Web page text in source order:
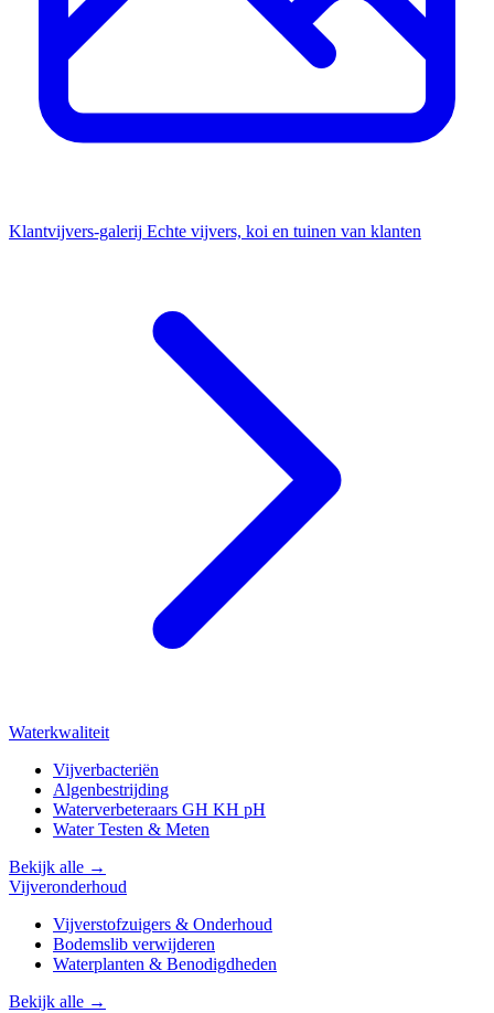
Klantvijvers-galerij Echte vijvers, koi en tuinen van klanten
Waterkwaliteit
Vijverbacteriën
Algenbestrijding
Waterverbeteraars GH KH pH
Water Testen & Meten
Bekijk alle →
Vijveronderhoud
Vijverstofzuigers & Onderhoud
Bodemslib verwijderen
Waterplanten & Benodigdheden
Bekijk alle →